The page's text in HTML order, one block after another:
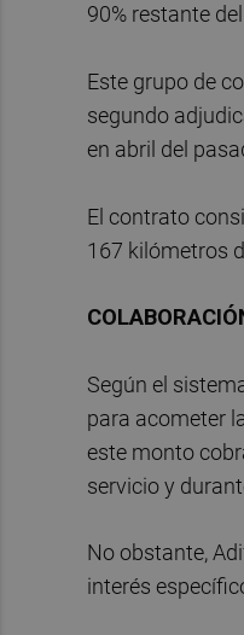
90% restante
Este grupo de
segundo
en abril del
El contrato
167 kilómetros
Según el
para acometer
este monto
servicio y
No obstante,
interés